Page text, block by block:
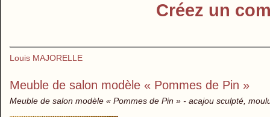
Créez un
Louis MAJORELLE
Meuble de salon modèle « Pommes de Pin »
Meuble de salon modèle « Pommes de Pin » - acajou sculpté,